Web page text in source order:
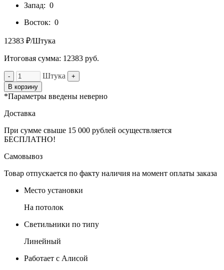
Запад: 0
Восток: 0
12383 ₽/Штука
Итоговая сумма: 12383 руб.
- Штука
+
В корзину
*Параметры введены неверно
Доставка
При сумме свыше 15 000 рублей осуществляется
БЕСПЛАТНО!
Самовывоз
Товар отпускается по факту наличия на момент оплаты заказа
Место установки
На потолок
Светильники по типу
Линейный
Работает с Алисой